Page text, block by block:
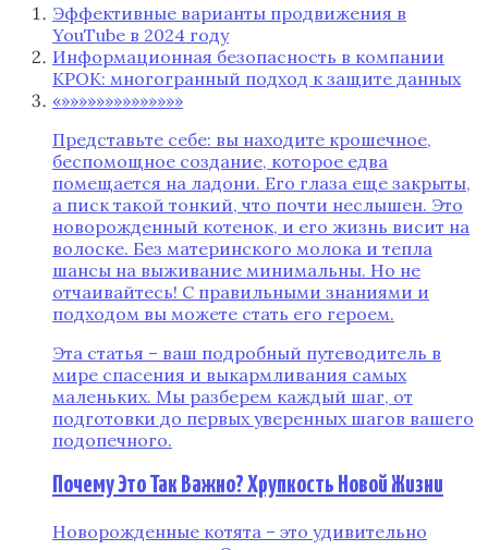
Эффективные варианты продвижения в
YouTube в 2024 году
Информационная безопасность в компании
КРОК: многогранный подход к защите данных
«»»»»»»»»»»»»»»
Представьте себе: вы находите крошечное,
беспомощное создание, которое едва
помещается на ладони. Его глаза еще закрыты,
а писк такой тонкий, что почти неслышен. Это
новорожденный котенок, и его жизнь висит на
волоске. Без материнского молока и тепла
шансы на выживание минимальны. Но не
отчаивайтесь! С правильными знаниями и
подходом вы можете стать его героем.
Эта статья – ваш подробный путеводитель в
мире спасения и выкармливания самых
маленьких. Мы разберем каждый шаг, от
подготовки до первых уверенных шагов вашего
подопечного.
Почему Это Так Важно? Хрупкость Новой Жизни
Новорожденные котята – это удивительно